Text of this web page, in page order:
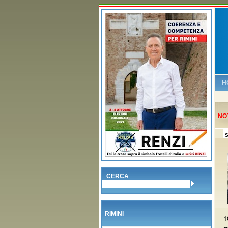
CERCA
RIMINI